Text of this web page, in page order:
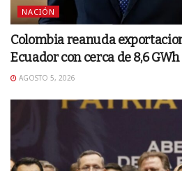
NACIÓN
Colombia reanuda
Ecuador con cerca de 8,6
AGOSTO 5, 2026